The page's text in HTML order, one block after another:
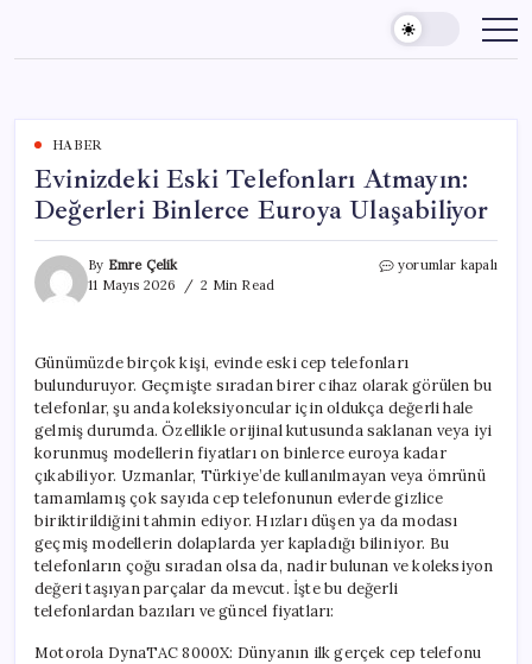
content
HABER
Evinizdeki Eski Telefonları Atmayın:
Değerleri Binlerce Euroya Ulaşabiliyor
By Emre Çelik
11 Mayıs 2026
2 Min Read
Evinizdeki
Binlerce
Euroya
Ulaşabiliyor
için
yorumlar kapalı
Günümüzde birçok kişi, evinde eski cep telefonları
bulunduruyor. Geçmişte sıradan birer cihaz olarak görülen bu
telefonlar, şu anda koleksiyoncular için oldukça değerli hale
gelmiş durumda. Özellikle orijinal kutusunda saklanan veya iyi
korunmuş modellerin fiyatları on binlerce euroya kadar
çıkabiliyor. Uzmanlar, Türkiye’de kullanılmayan veya ömrünü
tamamlamış çok sayıda cep telefonunun evlerde gizlice
biriktirildiğini tahmin ediyor. Hızları düşen ya da modası
geçmiş modellerin dolaplarda yer kapladığı biliniyor. Bu
telefonların çoğu sıradan olsa da, nadir bulunan ve koleksiyon
değeri taşıyan parçalar da mevcut. İşte bu değerli
telefonlardan bazıları ve güncel fiyatları:
Motorola DynaTAC 8000X: Dünyanın ilk gerçek cep telefonu